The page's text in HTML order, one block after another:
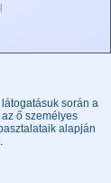
során a
ő személyes
alapján